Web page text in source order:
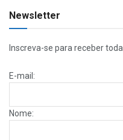
Newsletter
Inscreva-se para receber
E-mail:
Nome: